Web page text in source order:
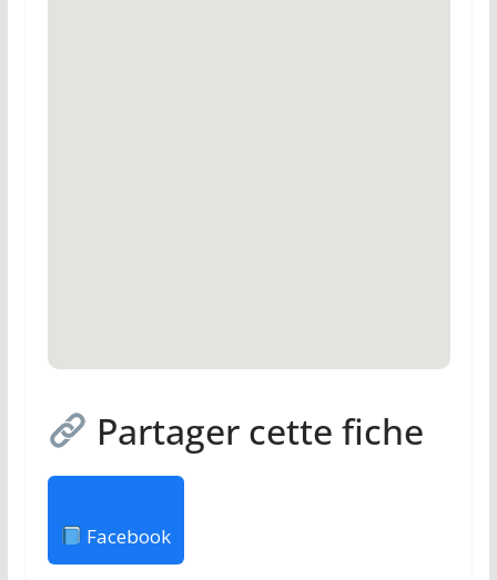
Partager cette fiche
Facebook